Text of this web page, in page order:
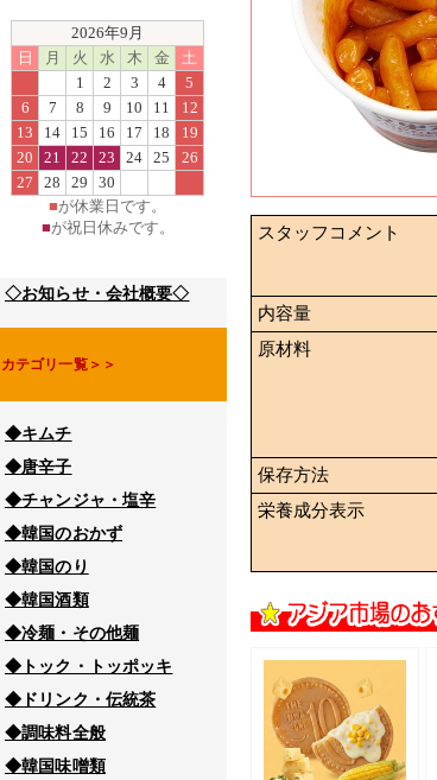
2026年9月
日
月 火 水 木 金
土
1
2 3 4
5
6
7 8 9 10 11
12
13
14 15 16 17 18
19
20
21 22 23 24 25
26
27
28 29
30
■が休業日です。
■が祝日休みです。
◇お知らせ・会社概要◇
カテゴリ一覧＞＞
◆キムチ
◆唐辛子
◆チャンジャ・塩辛
◆韓国のおかず
◆韓国のり
◆韓国酒類
◆冷麺・その他麺
◆トック・トッポッキ
◆ドリンク・伝統茶
◆調味料全般
◆韓国味噌類
スタッフコメント
内容量
原材料
保存方法
栄養成分表示